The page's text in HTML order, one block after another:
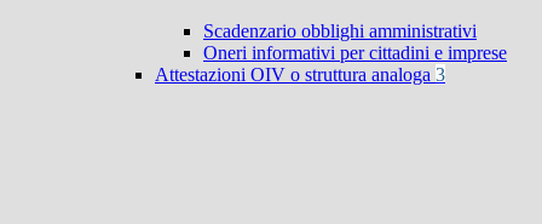
Scadenzario obblighi amministrativi
Oneri informativi per cittadini e imprese
Attestazioni OIV o struttura analoga 3